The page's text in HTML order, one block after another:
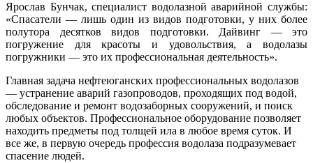
Ярослав Бунчак, специалист водолазной аварийной службы:
«Спасатели — лишь один из видов подготовки, у них более
полутора десятков видов подготовки. Дайвинг — это
погружение для красоты и удовольствия, а водолазы
погружники — это их профессиональная деятельность».
Главная задача нефтеюганских профессиональных водолазов
— устранение аварий газопроводов, проходящих под водой,
обследование и ремонт водозаборных сооружений, и поиск
любых объектов. Профессиональное оборудование позволяет
находить предметы под толщей ила в любое время суток. И
все же, в первую очередь профессия водолаза подразумевает
спасение людей.